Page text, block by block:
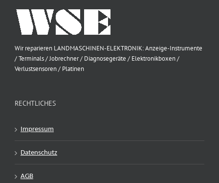
Wir reparieren LANDMASCHINEN-ELEKTRONIK: Anzeige-Instrumente
/ Terminals / Jobrechner / Diagnosegeräte / Elektronikboxen /
Verlustsensoren / Platinen
RECHTLICHES
Impressum
Datenschutz
AGB